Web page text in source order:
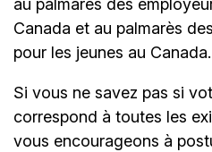
au palmarès des
Canada et au palmarès
pour les jeunes au Canada.
Si vous ne savez pas si
correspond à toutes les
vous encourageons à